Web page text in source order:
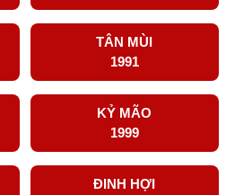
TÂN MÙI
1991
KỶ MÃO
1999
ĐINH HỢI